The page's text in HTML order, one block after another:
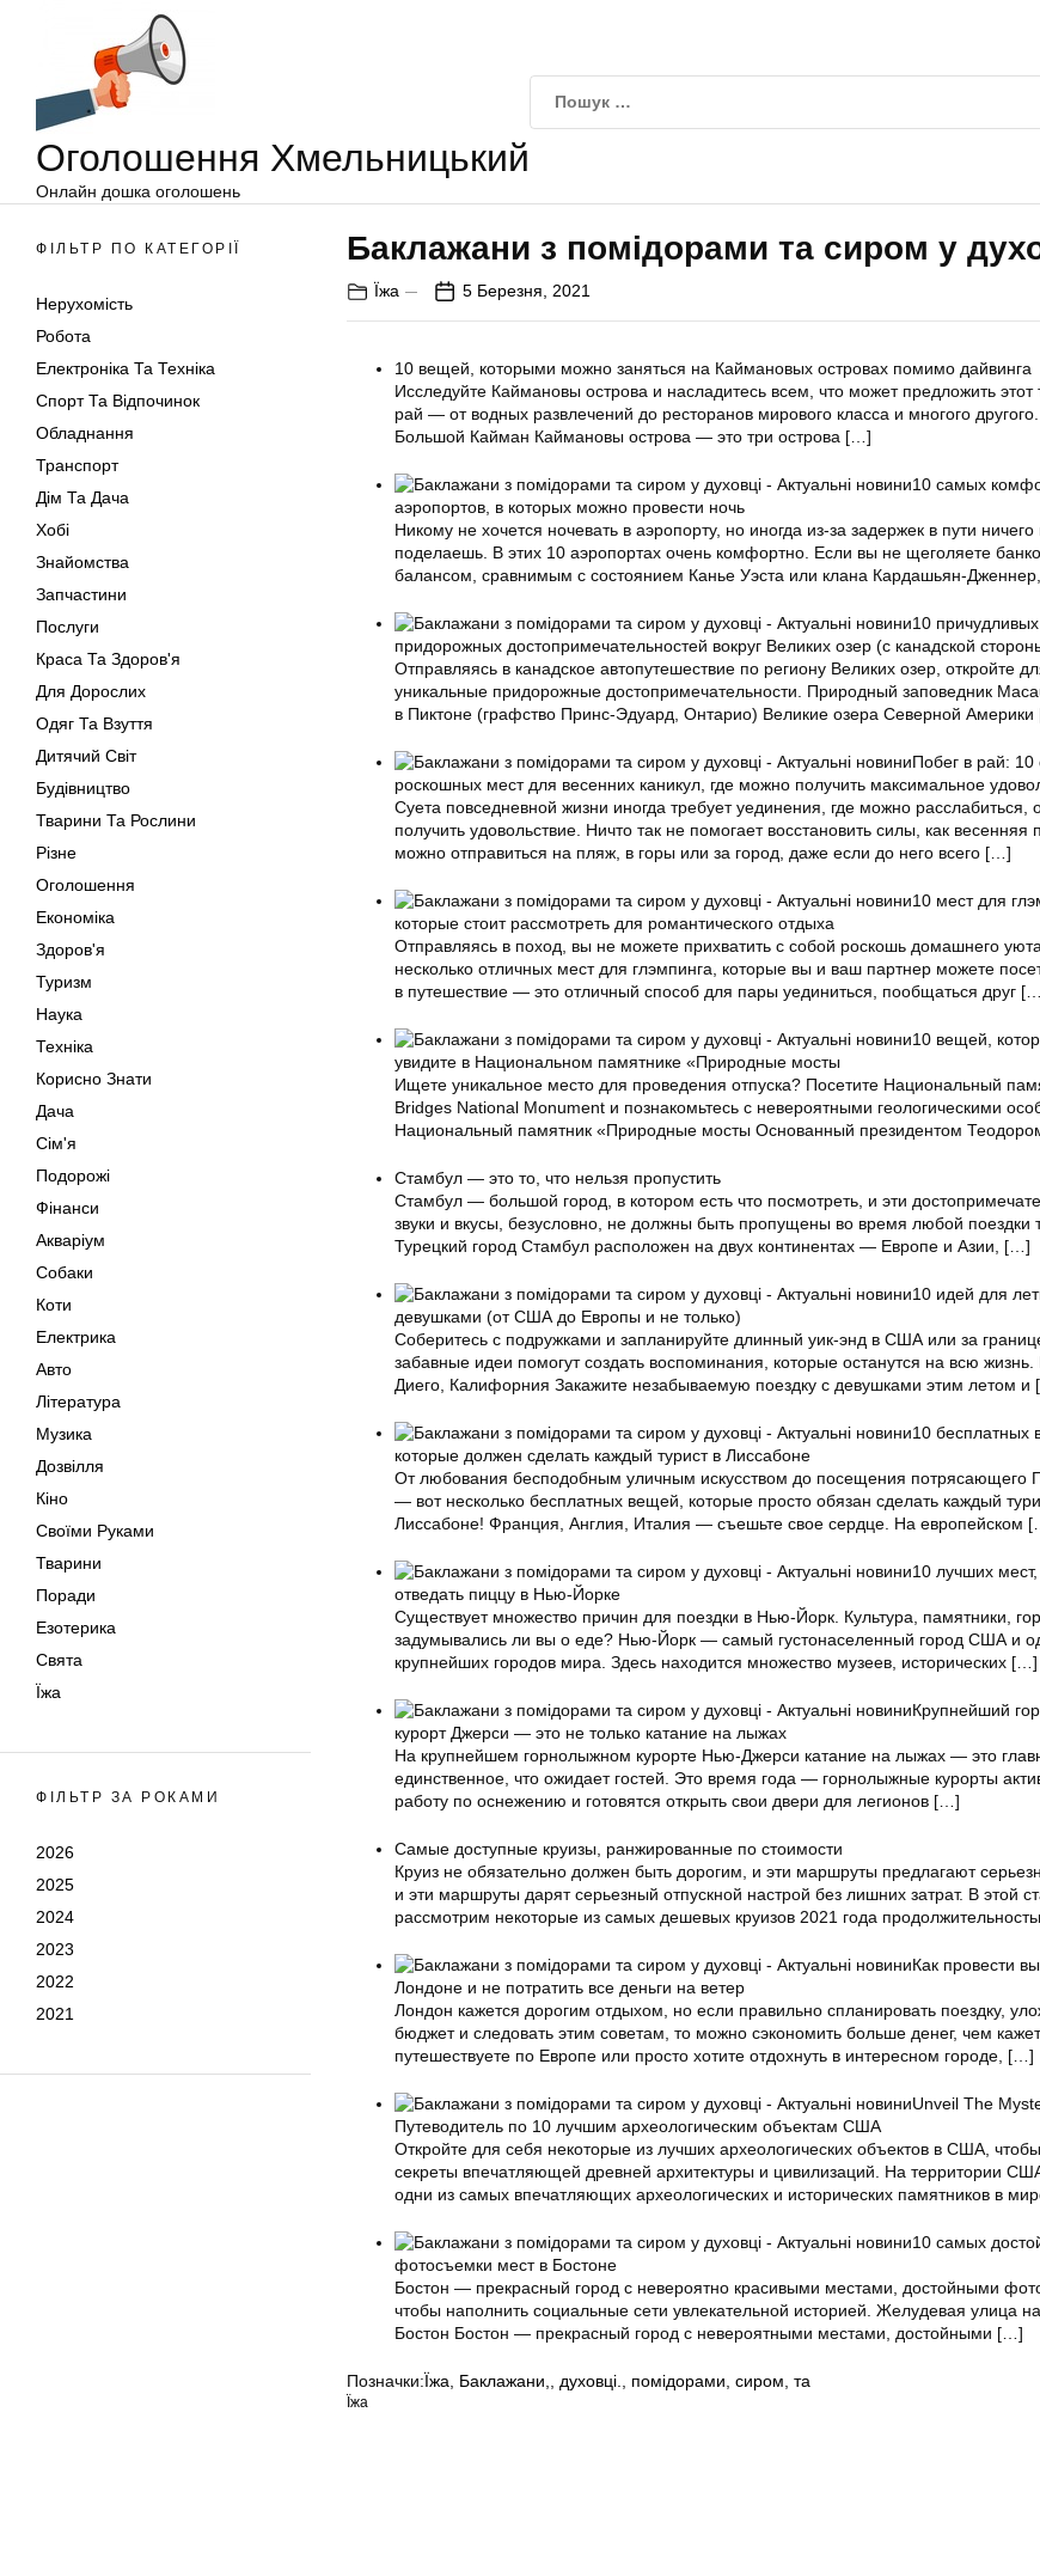
Оголошення Хмельницький
Онлайн дошка оголошень
ФІЛЬТР ПО КАТЕГОРІЇ
Нерухомість
Робота
Електроніка Та Техніка
Спорт Та Відпочинок
Обладнання
Транспорт
Дім Та Дача
Хобі
Знайомства
Запчастини
Послуги
Краса Та Здоров'я
Для Дорослих
Одяг Та Взуття
Дитячий Світ
Будівництво
Тварини Та Рослини
Різне
Оголошення
Економіка
Здоров'я
Туризм
Наука
Техніка
Корисно Знати
Дача
Сім'я
Подорожі
Фінанси
Акваріум
Собаки
Коти
Електрика
Авто
Література
Музика
Дозвілля
Кіно
Своїми Руками
Тварини
Поради
Езотерика
Свята
Їжа
ФІЛЬТР ЗА РОКАМИ
2026
2025
2024
2023
2022
2021
Баклажани з помідорами та сиром у
Їжа 5 Березня, 2021
10 вещей, которыми можно заняться на Каймановых островах помимо дайвинга
Исследуйте Каймановы острова и насладитесь всем, что может предложить этот
рай — от водных развлечений до ресторанов мирового класса и многого
Большой Кайман Каймановы острова — это три острова […]
10 самых
аэропортов, в которых можно провести ночь
Никому не хочется ночевать в аэропорту, но иногда из-за задержек в пути ничего
поделаешь. В этих 10 аэропортах очень комфортно. Если вы не щеголяете
балансом, сравнимым с состоянием Канье Уэста или клана Кардашьян-
10 причудливых
придорожных достопримечательностей вокруг Великих озер (с канадской
Отправляясь в канадское автопутешествие по региону Великих озер, откройте
уникальные придорожные достопримечательности. Природный заповедник
в Пиктоне (графство Принс-Эдуард, Онтарио) Великие озера Северной Америки
Побег в рай:
роскошных мест для весенних каникул, где можно получить максимальное
Суета повседневной жизни иногда требует уединения, где можно расслабиться,
получить удовольствие. Ничто так не помогает восстановить силы, как весенняя
можно отправиться на пляж, в горы или за город, даже если до него всего […]
10 мест для
которые стоит рассмотреть для романтического отдыха
Отправляясь в поход, вы не можете прихватить с собой роскошь домашнего
несколько отличных мест для глэмпинга, которые вы и ваш партнер можете
в путешествие — это отличный способ для пары уединиться, пообщаться друг
10 вещей,
увидите в Национальном памятнике «Природные мосты
Ищете уникальное место для проведения отпуска? Посетите Национальный
Bridges National Monument и познакомьтесь с невероятными геологическими
Национальный памятник «Природные мосты Основанный президентом
Стамбул — это то, что нельзя пропустить
Стамбул — большой город, в котором есть что посмотреть, и эти
звуки и вкусы, безусловно, не должны быть пропущены во время любой поездки
Турецкий город Стамбул расположен на двух континентах — Европе и Азии, […]
10 идей для
девушками (от США до Европы и не только)
Соберитесь с подружками и запланируйте длинный уик-энд в США или за
забавные идеи помогут создать воспоминания, которые останутся на всю
Диего, Калифорния Закажите незабываемую поездку с девушками этим летом и
10 бесплатных
которые должен сделать каждый турист в Лиссабоне
От любования бесподобным уличным искусством до посещения потрясающего
— вот несколько бесплатных вещей, которые просто обязан сделать каждый
Лиссабоне! Франция, Англия, Италия — съешьте свое сердце. На европейском
10 лучших
отведать пиццу в Нью-Йорке
Существует множество причин для поездки в Нью-Йорк. Культура, памятники,
задумывались ли вы о еде? Нью-Йорк — самый густонаселенный город США и
крупнейших городов мира. Здесь находится множество музеев, исторических […]
Крупнейший
курорт Джерси — это не только катание на лыжах
На крупнейшем горнолыжном курорте Нью-Джерси катание на лыжах — это
единственное, что ожидает гостей. Это время года — горнолыжные курорты
работу по оснежению и готовятся открыть свои двери для легионов […]
Самые доступные круизы, ранжированные по стоимости
Круиз не обязательно должен быть дорогим, и эти маршруты предлагают
и эти маршруты дарят серьезный отпускной настрой без лишних затрат. В этой
рассмотрим некоторые из самых дешевых круизов 2021 года
Как провести
Лондоне и не потратить все деньги на ветер
Лондон кажется дорогим отдыхом, но если правильно спланировать поездку,
бюджет и следовать этим советам, то можно сэкономить больше денег, чем
путешествуете по Европе или просто хотите отдохнуть в интересном городе, […]
Unveil The
Путеводитель по 10 лучшим археологическим объектам США
Откройте для себя некоторые из лучших археологических объектов в США,
секреты впечатляющей древней архитектуры и цивилизаций. На территории
одни из самых впечатляющих археологических и исторических памятников в
10 самых
фотосъемки мест в Бостоне
Бостон — прекрасный город с невероятно красивыми местами, достойными
чтобы наполнить социальные сети увлекательной историей. Желудевая улица
Бостон Бостон — прекрасный город с невероятными местами, достойными […]
Позначки:Їжа Баклажани, духовці. помідорами сиром та
Їжа